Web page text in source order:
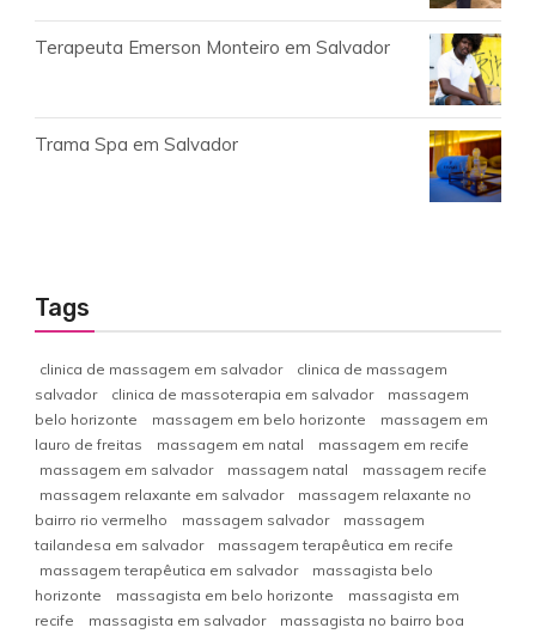
Terapeuta Emerson Monteiro em Salvador
Trama Spa em Salvador
Tags
clinica de massagem em salvador
clinica de massagem
salvador
clinica de massoterapia em salvador
massagem
belo horizonte
massagem em belo horizonte
massagem em
lauro de freitas
massagem em natal
massagem em recife
massagem em salvador
massagem natal
massagem recife
massagem relaxante em salvador
massagem relaxante no
bairro rio vermelho
massagem salvador
massagem
tailandesa em salvador
massagem terapêutica em recife
massagem terapêutica em salvador
massagista belo
horizonte
massagista em belo horizonte
massagista em
recife
massagista em salvador
massagista no bairro boa